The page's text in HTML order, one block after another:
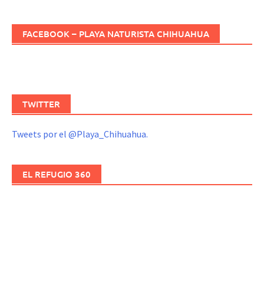
FACEBOOK – PLAYA NATURISTA CHIHUAHUA
TWITTER
Tweets por el @Playa_Chihuahua.
EL REFUGIO 360